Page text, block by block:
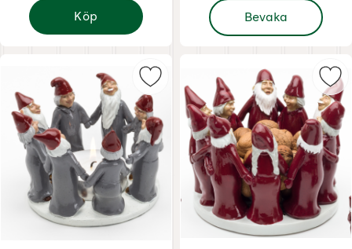
Köp
Tomterockring - värmeljusstake liten - grå
Bevaka
, Tomterockring -
Markera julljusstake - Dansande